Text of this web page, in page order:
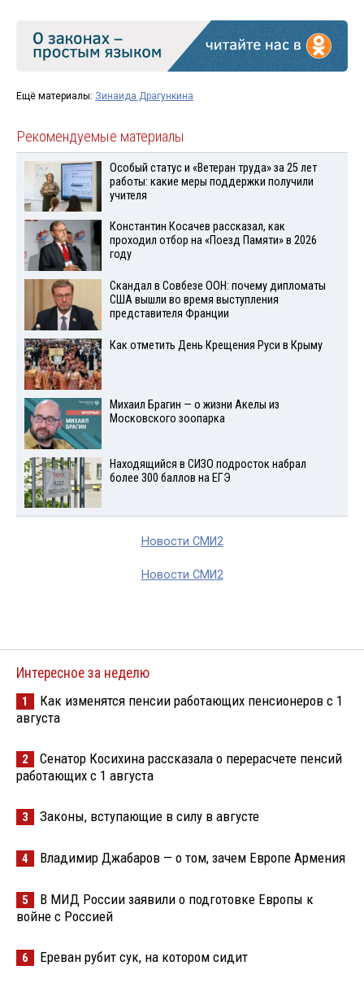
Ещё материалы: Зинаида Драгункина
Рекомендуемые материалы
Особый статус и «Ветеран труда» за 25 лет
работы: какие меры поддержки получили
учителя
Константин Косачев рассказал, как
проходил отбор на «Поезд Памяти» в 2026
году
Скандал в Совбезе ООН: почему дипломаты
США вышли во время выступления
представителя Франции
Как отметить День Крещения Руси в Крыму
Михаил Брагин — о жизни Акелы из
Московского зоопарка
Находящийся в СИЗО подросток набрал
более 300 баллов на ЕГЭ
Новости СМИ2
Новости СМИ2
Интересное за неделю
1
Как изменятся пенсии работающих пенсионеров с 1
августа
2
Сенатор Косихина рассказала о перерасчете пенсий
работающих с 1 августа
3 Законы, вступающие в силу в августе
4 Владимир Джабаров — о том, зачем Европе Армения
5
В МИД России заявили о подготовке Европы к
войне с Россией
6 Ереван рубит сук, на котором сидит